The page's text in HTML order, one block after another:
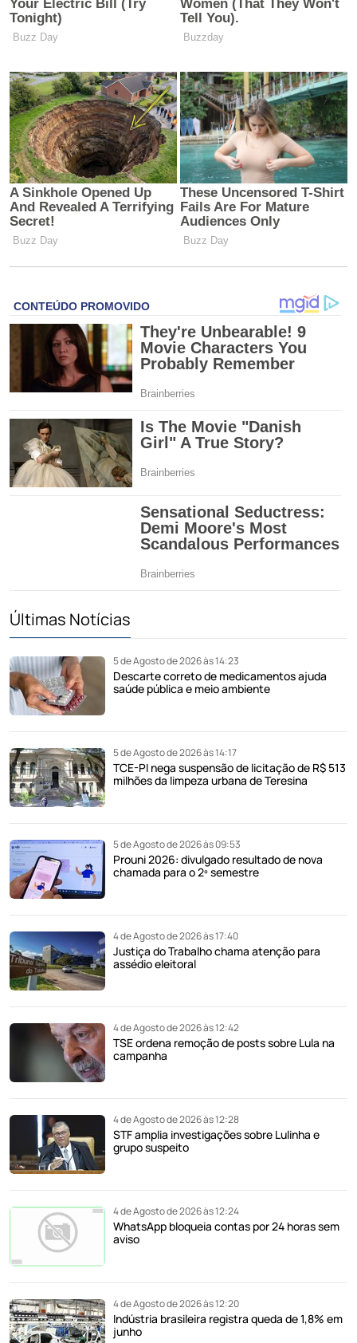
Últimas Notícias
5 de Agosto de 2026 às 14:23
Descarte correto de medicamentos ajuda
saúde pública e meio ambiente
5 de Agosto de 2026 às 14:17
TCE-PI nega suspensão de licitação de R$ 513
milhões da limpeza urbana de Teresina
5 de Agosto de 2026 às 09:53
Prouni 2026: divulgado resultado de nova
chamada para o 2º semestre
4 de Agosto de 2026 às 17:40
Justiça do Trabalho chama atenção para
assédio eleitoral
4 de Agosto de 2026 às 12:42
TSE ordena remoção de posts sobre Lula na
campanha
4 de Agosto de 2026 às 12:28
STF amplia investigações sobre Lulinha e
grupo suspeito
4 de Agosto de 2026 às 12:24
WhatsApp bloqueia contas por 24 horas sem
aviso
4 de Agosto de 2026 às 12:20
Indústria brasileira registra queda de 1,8% em
junho